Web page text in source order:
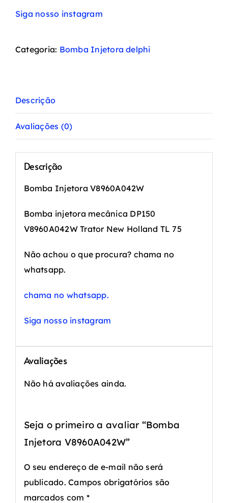
Siga nosso instagram
Categoria: Bomba Injetora delphi
Descrição
Avaliações (0)
Descrição
Bomba Injetora V8960A042W
Bomba injetora mecânica DP150
V8960A042W Trator New Holland TL 75
Não achou o que procura? chama no
whatsapp.
chama no whatsapp.
Siga nosso instagram
Avaliações
Não há avaliações ainda.
Seja o primeiro a avaliar “Bomba
Injetora V8960A042W”
O seu endereço de e-mail não será
publicado. Campos obrigatórios são
marcados com *